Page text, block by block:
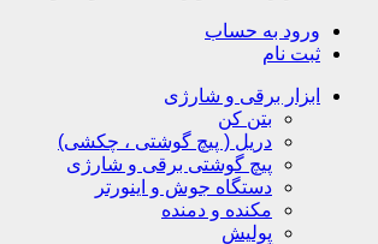
ورود به حساب
ثبت نام
ابزار برقی و شارژی
بتن کن
دریل ( پیچ گوشتی ، چکشی)
پیچ گوشتی برقی و شارژی
دستگاه جوش و اینورتر
مکنده و دمنده
پولیش